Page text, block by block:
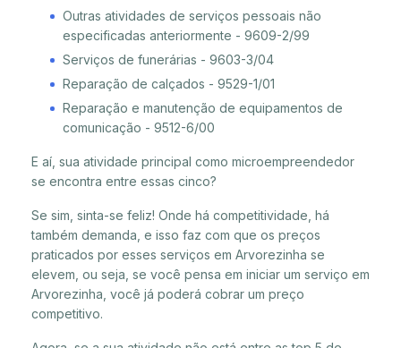
Outras atividades de serviços pessoais não
especificadas anteriormente - 9609-2/99
Serviços de funerárias - 9603-3/04
Reparação de calçados - 9529-1/01
Reparação e manutenção de equipamentos de
comunicação - 9512-6/00
E aí, sua atividade principal como microempreendedor
se encontra entre essas cinco?
Se sim, sinta-se feliz! Onde há competitividade, há
também demanda, e isso faz com que os preços
praticados por esses serviços em Arvorezinha se
elevem, ou seja, se você pensa em iniciar um serviço em
Arvorezinha, você já poderá cobrar um preço
competitivo.